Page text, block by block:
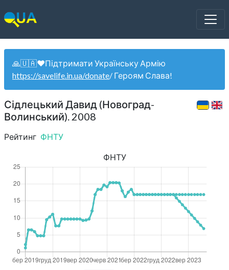
🙏🇺🇦❤️Підтримати Українську Армію
https://savelife.in.ua/donate/ Героям Слава!
Сідлецький Давид (Новоград-
Волинський). 2008
Рейтинг ФНТУ
ФНТУ